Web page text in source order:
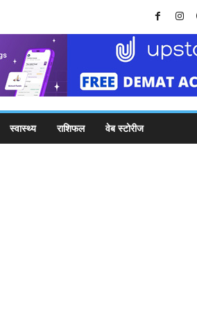
स्वास्थ्य राशिफल वेब स्टोरीज